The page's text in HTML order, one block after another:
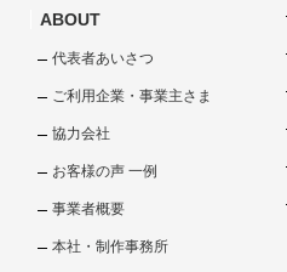
ABOUT
代表者あいさつ
ご利用企業・事業主さま
協力会社
お客様の声 一例
事業者概要
本社・制作事務所